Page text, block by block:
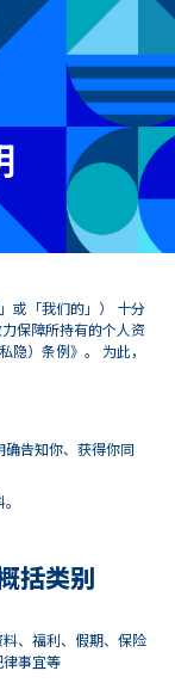
或「我们的」） 十分
保障所持有的个人资
隐）条例》。 为此，
告知你、获得你同
括类别
、福利、假期、保险
事宜等